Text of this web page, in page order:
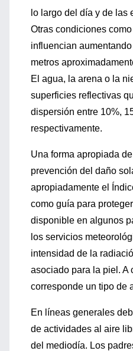
lo largo del día y de las
Otras condiciones
influencian
metros
El agua, la arena o la
superficies reflectivas
dispersión entre 10%,
respectivamente.
Una forma apropiada
prevención del daño
apropiadamente el
como guía para
disponible en algunos
los servicios
intensidad de la
asociado para la piel. A
corresponde un tipo de
En líneas generales
de actividades al aire
del mediodía. Los